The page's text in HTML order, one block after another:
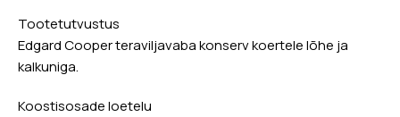
Tootetutvustus
Edgard Cooper teraviljavaba konserv koertele lõhe ja
kalkuniga.
Koostisosade loetelu